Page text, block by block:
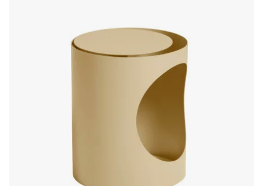
spullen. Zoek je een tafel waaraan je ook zittend op een bank
of fauteuil kunt werken, dan raden we het iets hogere model
aan (66 centimeter). Over de ontwerpster – Anya Sebton De
in Stockholm gevestigde Anya Sebton (geb. 1966) is een
bekroonde ontwerpster en interieurarchitect, opgeleid aan de
Beckmans School of Design. Met een unieke grafische stijl,
gecombineerd met functionaliteit en onverwachte details,
heeft Anya Sebtons design wereldwijd de aandacht
getrokken. Haar werk is vandaag de dag te vinden op
prominente locaties zoals luchthavens, ambassades en musea
je makkelijk naar je toe trekt dankzij de schuine poot. Met